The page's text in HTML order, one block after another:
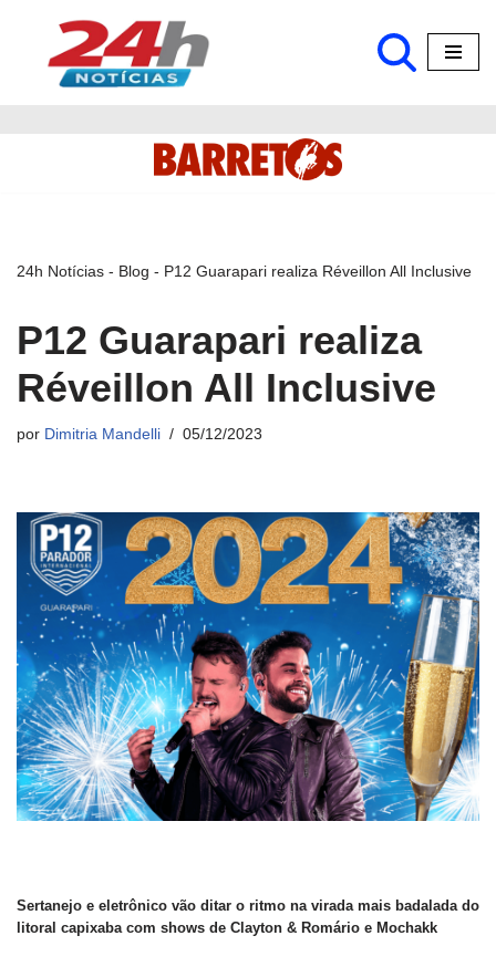
Pular
24h Notícias - Blog - P12 Guarapari realiza Réveillon All Inclusive
P12 Guarapari realiza
Réveillon All Inclusive
por Dimitria Mandelli 05/12/2023
Sertanejo e eletrônico vão ditar o ritmo na virada mais badalada do
litoral capixaba com shows de Clayton & Romário e Mochakk